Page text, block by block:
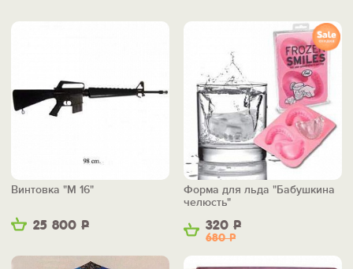
25 800 Р
Винтовка "М 16"
320 Р
680Р
Форма для льда "Бабушкина
челюсть"